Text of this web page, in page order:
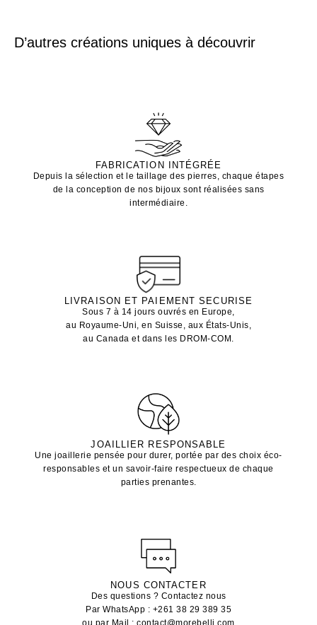
D’autres créations uniques à découvrir
FABRICATION INTÉGRÉE
Depuis la sélection et le taillage des pierres, chaque étapes
de la conception de nos bijoux sont réalisées sans
intermédiaire.
LIVRAISON ET PAIEMENT SECURISE
Sous 7 à 14 jours ouvrés en Europe,
au Royaume-Uni, en Suisse, aux États-Unis,
au Canada et dans les DROM-COM.
JOAILLIER RESPONSABLE
Une joaillerie pensée pour durer, portée par des choix éco-
responsables et un savoir-faire respectueux de chaque
parties prenantes.
NOUS CONTACTER
Des questions ? Contactez nous
Par WhatsApp : +261 38 29 389 35